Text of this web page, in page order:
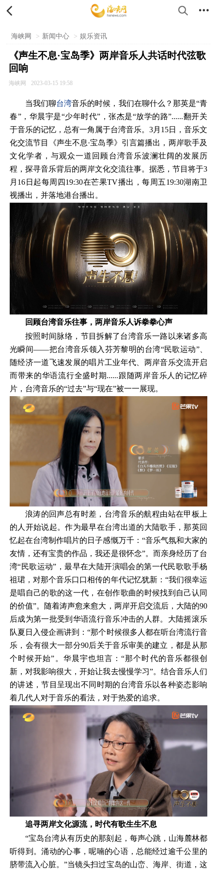
 
海峡网 > 新闻中心 > 娱乐资讯
《声生不息·宝岛季》两岸音乐人共话时代弦歌
回响
海峡网 2023-03-15 19:58
当我们聊台湾音乐的时候，我们在聊什么？那英是“青
春”，华晨宇是“少年时代”，张杰是“放学的路”......翻开关
于音乐的记忆，总有一角属于台湾音乐。3月15日，音乐文
化交流节目《声生不息·宝岛季》引言篇播出，两岸歌手及
文化学者，与观众一道回顾台湾音乐波澜壮阔的发展历
程，探寻音乐背后的两岸文化交流往事。据悉，节目将于3
月16日起每周四19:30在芒果TV播出，每周五19:30湖南卫
视播出，并落地港台播出。
回顾台湾音乐往事 ， 两岸音乐人诉拳拳心声
按照时间脉络，节目拆解了台湾音乐一路以来诸多高
光瞬间——把台湾音乐领入芬芳黎明的台湾“民歌运动”、
随经济一道飞速发展的唱片工业年代、两岸音乐交流开启
而带来的华语流行全盛时期......跟随两岸音乐人的记忆碎
片，台湾音乐的“过去”与“现在”被一一展现。
浪涛的回声总有时差，台湾音乐的航程由站在甲板上
的人开始说起。作为最早在台湾出道的大陆歌手，那英回
忆起在台湾制作唱片的日子感慨万千：“音乐气氛和大家的
友情，还有宝贵的作品，我还是很怀念”。而亲身经历了台
湾“民歌运动”，最早在大陆开演唱会的第一代民歌歌手杨
祖珺，对那个音乐口口相传的年代记忆犹新：“我们很幸运
是唱自己的歌的这一代，在创作歌曲的时候找到自己认同
的价值”。随着涛声愈来愈大，两岸开启交流后，大陆的90
后成为第一批受到华语流行音乐冲击的人群。大陆摇滚乐
队夏日入侵企画讲到：“那个时候很多人都在听台湾流行音
乐，会有很大一部分90后关于音乐审美的建立，都是从那
个时候开始”。华晨宇也坦言：“那个时代的音乐都很创
新，对我影响很大，开始让我去慢慢学习”。结合音乐人们
的讲述，节目呈现出不同时期的台湾音乐以各种姿态影响
着几代人对于音乐的看法，对于热爱的追求。
追寻两岸文化源流， 时代有歌生生不息
“宝岛台湾从有历史的那刻起，每声心跳，山海麓林都
听得到。涌动的心事，呢喃的心语，总能经过逾千公里的
脐带流入心脏。”当镜头扫过宝岛的山峦、海岸、街道，这